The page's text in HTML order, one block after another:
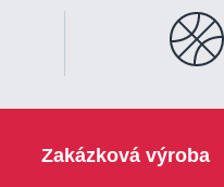
Zakázková výroba